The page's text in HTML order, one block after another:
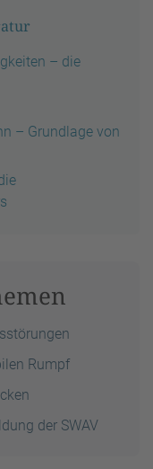
– die
– Grundlage von
Rumpf
der SWAV